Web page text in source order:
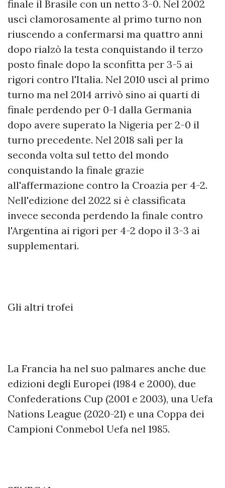
finale il Brasile con un netto 3-0. Nel 2002
uscì clamorosamente al primo turno non
riuscendo a confermarsi ma quattro anni
dopo rialzò la testa conquistando il terzo
posto finale dopo la sconfitta per 3-5 ai
rigori contro l'Italia. Nel 2010 uscì al primo
turno ma nel 2014 arrivò sino ai quarti di
finale perdendo per 0-1 dalla Germania
dopo avere superato la Nigeria per 2-0 il
turno precedente. Nel 2018 salì per la
seconda volta sul tetto del mondo
conquistando la finale grazie
all'affermazione contro la Croazia per 4-2.
Nell'edizione del 2022 si è classificata
invece seconda perdendo la finale contro
l'Argentina ai rigori per 4-2 dopo il 3-3 ai
supplementari.
Gli altri trofei
La Francia ha nel suo palmares anche due
edizioni degli Europei (1984 e 2000), due
Confederations Cup (2001 e 2003), una Uefa
Nations League (2020-21) e una Coppa dei
Campioni Conmebol Uefa nel 1985.